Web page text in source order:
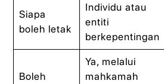
Siapa
boleh letak
Individu atau
entiti
berkepentingan
Boleh
Ya, melalui
mahkamah